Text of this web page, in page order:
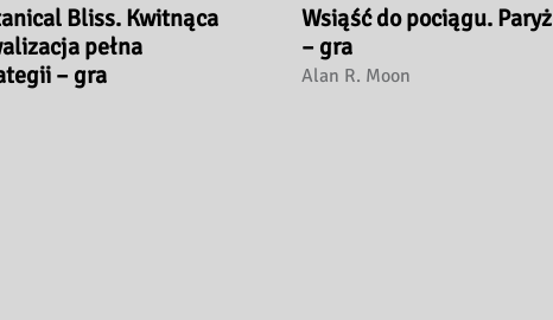
Bliss. Kwitnąca
pełna
– gra
Wsiąść do pociągu. Paryż
– gra
Alan R. Moon